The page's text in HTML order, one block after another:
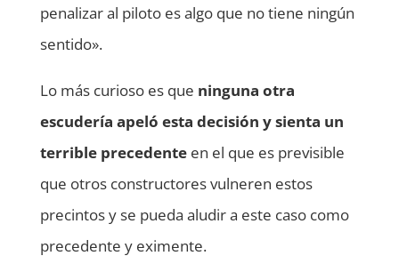
penalizar al piloto es algo que no tiene ningún
sentido».
Lo más curioso es que ninguna otra
escudería apeló esta decisión y sienta un
terrible precedenteen el que es previsible
que otros constructores vulneren estos
precintos y se pueda aludir a este caso como
precedente y eximente.